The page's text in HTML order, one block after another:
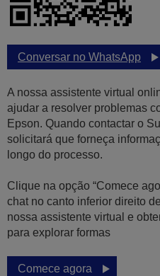
Conversar no WhatsApp
A nossa assistente virtual
ajudar a resolver problemas
Epson. Quando contactar o
solicitará que forneça
longo do processo.
Clique na opção “Comece
chat no canto inferior direito
nossa assistente virtual e
para explorar formas
Comece agora